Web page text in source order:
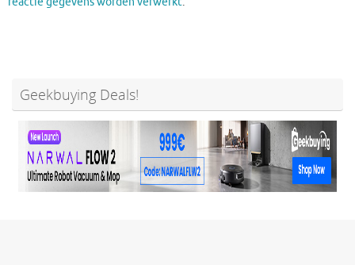
Geekbuying Deals!